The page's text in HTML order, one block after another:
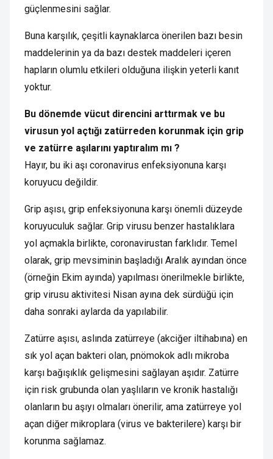
güçlenmesini sağlar.
Buna karşılık, çeşitli kaynaklarca önerilen bazı besin
maddelerinin ya da bazı destek maddeleri içeren
hapların olumlu etkileri olduğuna ilişkin yeterli kanıt
yoktur.
Bu dönemde vücut direncini arttırmak ve bu
virusun yol açtığı zatürreden korunmak için grip
ve zatürre aşılarını yaptıralım mı ?
Hayır, bu iki aşı coronavirus enfeksiyonuna karşı
koruyucu değildir.
Grip aşısı, grip enfeksiyonuna karşı önemli düzeyde
koruyuculuk sağlar. Grip virusu benzer hastalıklara
yol açmakla birlikte, coronavirustan farklıdır. Temel
olarak, grip mevsiminin başladığı Aralık ayından önce
(örneğin Ekim ayında) yapılması önerilmekle birlikte,
grip virusu aktivitesi Nisan ayına dek sürdüğü için
daha sonraki aylarda da yapılabilir.
Zatürre aşısı, aslında zatürreye (akciğer iltihabına) en
sık yol açan bakteri olan, pnömokok adlı mikroba
karşı bağışıklık gelişmesini sağlayan aşıdır. Zatürre
için risk grubunda olan yaşlıların ve kronik hastalığı
olanların bu aşıyı olmaları önerilir, ama zatürreye yol
açan diğer mikroplara (virus ve bakterilere) karşı bir
korunma sağlamaz.